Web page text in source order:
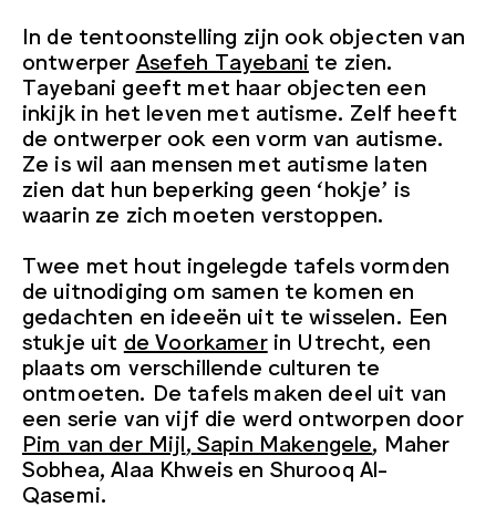
In de tentoonstelling zijn ook objecten van
ontwerper Asefeh Tayebani te zien.
Tayebani geeft met haar objecten een
inkijk in het leven met autisme. Zelf heeft
de ontwerper ook een vorm van autisme.
Ze is wil aan mensen met autisme laten
zien dat hun beperking geen ‘hokje’ is
waarin ze zich moeten verstoppen.
Twee met hout ingelegde tafels vormden
de uitnodiging om samen te komen en
gedachten en ideeën uit te wisselen. Een
stukje uit de Voorkamerin Utrecht, een
plaats om verschillende culturen te
ontmoeten. De tafels maken deel uit van
een serie van vijf die werd ontworpen door
Pim van der Mijl Sapin Makengele , Maher
Sobhea, Alaa Khweis en Shurooq Al-
Qasemi.